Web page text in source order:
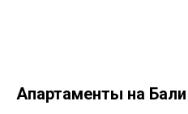
Апартаменты на